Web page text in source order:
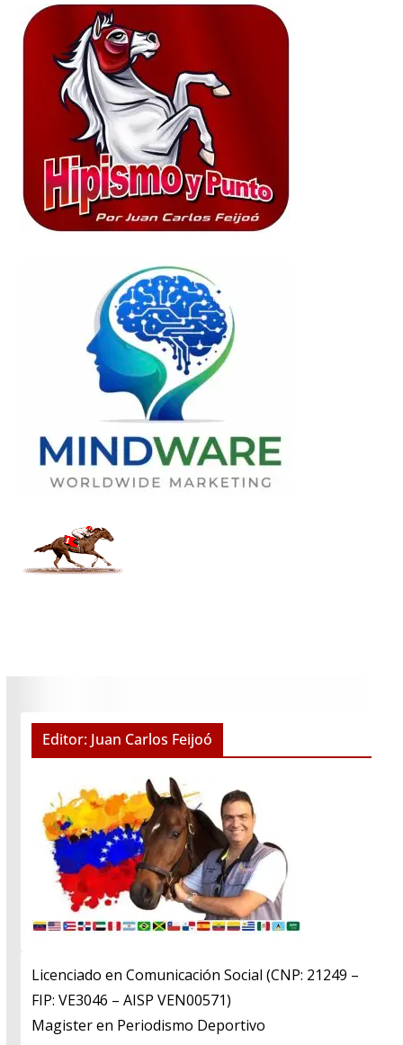
Editor: Juan Carlos Feijoó
Licenciado en Comunicación Social (CNP: 21249 –
FIP: VE3046 – AISP VEN00571)
​Magister en Periodismo Deportivo